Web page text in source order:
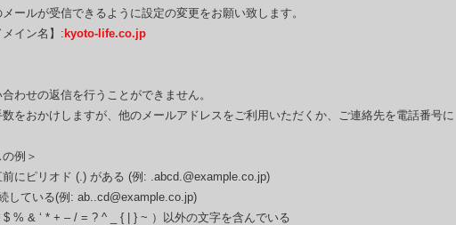
ールが受信できるように設定の変更をお願い致します。
メイン名】: kyoto-life.co.jp
わせの返信を行うことができません。
をおかけしますが、他のメールアドレスをご利用いただくか、ご連絡先を電話番号に
例＞
前にピリオド (.) がある (例: .abcd.@example.co.jp)
している(例: ab..cd@example.co.jp)
% & ‘ * + – / = ? ^ _ { | } ~ ）以外の文字を含んでいる